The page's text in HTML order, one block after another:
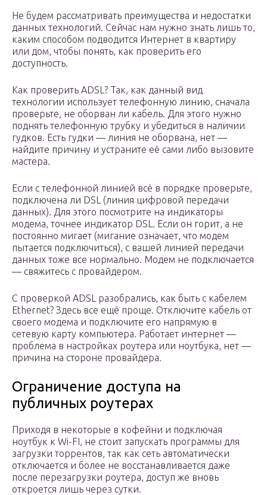
Не будем рассматривать преимущества и недостатки
данных технологий. Сейчас нам нужно знать лишь то,
каким способом подводится Интернет в квартиру
или дом, чтобы понять, как проверить его
доступность.
Как проверить ADSL? Так, как данный вид
технологии использует телефонную линию, сначала
проверьте, не оборван ли кабель. Для этого нужно
поднять телефонную трубку и убедиться в наличии
гудков. Есть гудки — линия не оборвана, нет —
найдите причину и устраните её сами либо вызовите
мастера.
Если с телефонной линией всё в порядке проверьте,
подключена ли DSL (линия цифровой передачи
данных). Для этого посмотрите на индикаторы
модема, точнее индикатор DSL. Если он горит, а не
постоянно мигает (мигание означает, что модем
пытается подключиться), с вашей линией передачи
данных тоже все нормально. Модем не подключается
— свяжитесь с провайдером.
С проверкой ADSL разобрались, как быть с кабелем
Ethernet? Здесь все ещё проще. Отключите кабель от
своего модема и подключите его напрямую в
сетевую карту компьютера. Работает интернет —
проблема в настройках роутера или ноутбука, нет —
причина на стороне провайдера.
Ограничение доступа на
публичных роутерах
Приходя в некоторые в кофейни и подключая
ноутбук к Wi-FI, не стоит запускать программы для
загрузки торрентов, так как сеть автоматически
отключается и более не восстанавливается даже
после перезагрузки роутера, доступ же вновь
откроется лишь через сутки.